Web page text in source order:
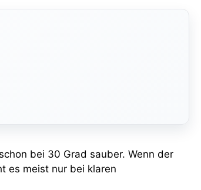
bei 30 Grad sauber. Wenn der
es meist nur bei klaren